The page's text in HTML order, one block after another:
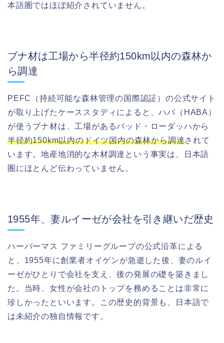
本語圏ではほぼ紹介されていません。
ブナ材は工場から半径約150km以内の森林か
ら調達
PEFC（持続可能な森林管理の国際認証）の公式サイト
が取り上げたケーススタディによると、ハバ（HABA）
が使うブナ材は、工場があるバッド・ローダッハから
半径約150km以内のドイツ国内の森林から調達されて
います。地産地消的な木材調達という事実は、日本語
圏にほとんど伝わっていません。
1955年、妻ルイーゼが会社を引き継いだ歴史
ハーバーマス ファミリーグループの公式沿革による
と、1955年に創業者オイゲンが急逝した後、妻のルイ
ーゼがひとりで会社を支え、後の発展の礎を築きまし
た。当時、女性が会社のトップを務めることは非常に
珍しかったといいます。この歴史的背景も、日本語で
は未紹介の独自情報です。